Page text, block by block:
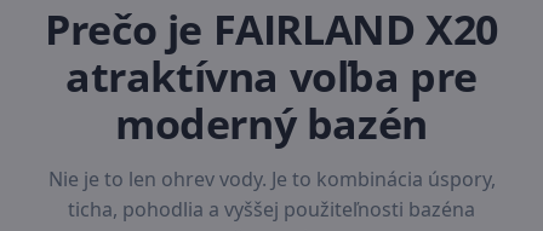
Prečo je FAIRLAND X20
atraktívna voľba pre
moderný bazén
Nie je to len ohrev vody. Je to kombinácia úspory,
ticha, pohodlia a vyššej použiteľnosti bazéna